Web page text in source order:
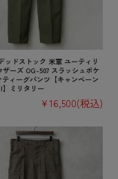
ッドストック 米軍 ユーティリ
ザーズ OG-507 スラッシュポケ
ィーグパンツ【キャンペーン
】ミリタリー
¥16,500(税込)